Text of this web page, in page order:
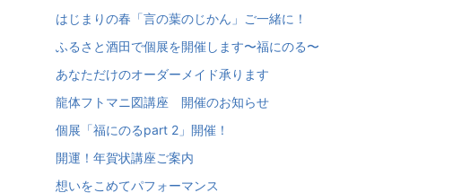
はじまりの春「言の葉のじかん」ご一緒に！
ふるさと酒田で個展を開催します〜福にのる〜
あなただけのオーダーメイド承ります
龍体フトマニ図講座 開催のお知らせ
個展「福にのるpart 2」開催！
開運！年賀状講座ご案内
想いをこめてパフォーマンス